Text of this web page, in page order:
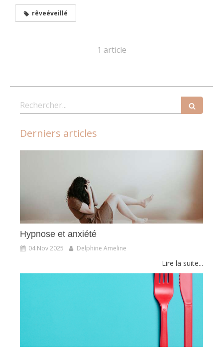
rêveéveillé
1 article
Rechercher
Derniers articles
Hypnose et anxiété
04 Nov 2025 Delphine Ameline
Lire la suite...